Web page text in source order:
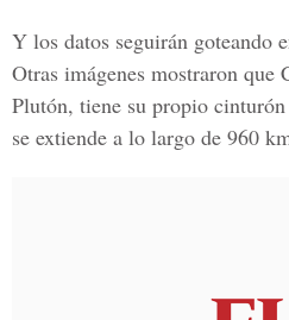
Y los datos seguirán goteando
Otras imágenes mostraron que
Plutón, tiene su propio
se extiende a lo largo de 960